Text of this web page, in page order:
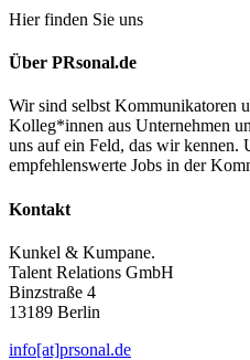
Hier finden Sie uns
Über PRsonal.de
Wir sind selbst Kommunikatoren
Kolleg*innen aus Unternehmen
uns auf ein Feld, das wir kennen.
empfehlenswerte Jobs in der
Kontakt
Kunkel & Kumpane.
Talent Relations GmbH
Binzstraße 4
13189 Berlin
info[at]prsonal.de